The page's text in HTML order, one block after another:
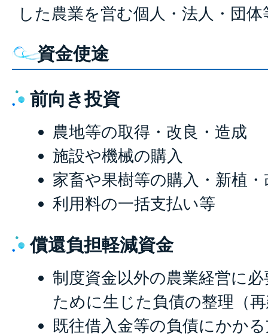
した農業を営む個人・法人・団体
資金使途
前向き投資
農地等の取得・改良・造成
施設や機械の購入
家畜や果樹等の購入・新植
利用料の一括支払い等
償還負担軽減資金
制度資金以外の農業経営に
ために生じた負債の整理（
既往借入金等の負債にかか